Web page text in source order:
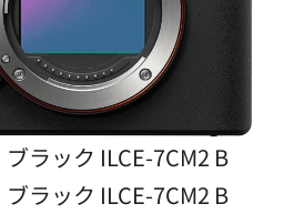
ラック ILCE-7CM2 B
ラック ILCE-7CM2 B